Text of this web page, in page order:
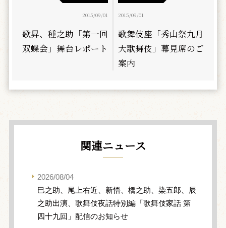
2015/09/01
歌昇、種之助「第一回
双蝶会」舞台レポート
2015/09/01
歌舞伎座「秀山祭九月
大歌舞伎」幕見席のご
案内
関連ニュース
2026/08/04
巳之助、尾上右近、新悟、橋之助、染五郎、辰
之助出演、歌舞伎夜話特別編「歌舞伎家話 第
四十九回」配信のお知らせ